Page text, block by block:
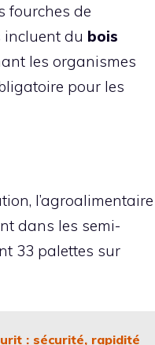
fourches de
incluent du bois
les organismes
pour les
l’agroalimentaire
dans les semi-
33 palettes sur
: sécurité, rapidité